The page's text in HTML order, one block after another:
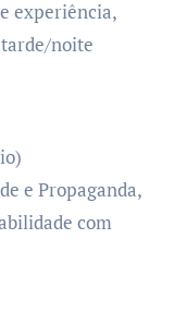
experiência,
noite
e Propaganda,
com